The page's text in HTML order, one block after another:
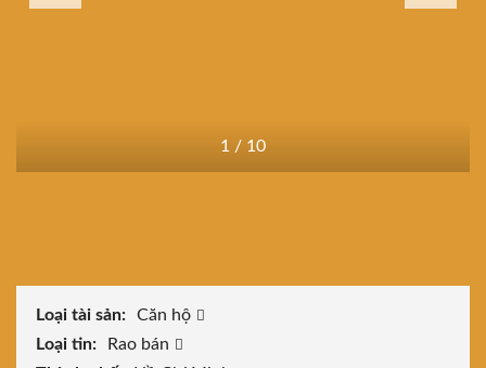
1 / 10
Loại tài sản:
Căn hộ
Loại tin:
Rao bán